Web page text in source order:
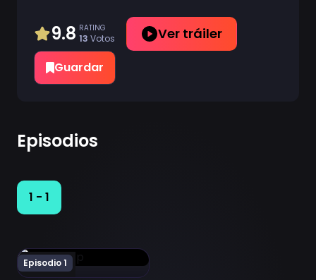
con su vida y se fija en las cosas y la gente que le
rodea, se pregunta si volverá a ver a Akari algún
día.
9.8 RATING
13 Votos Ver tráiler
Guardar
Episodios
1 - 1
Episodio 1
Ver Byousoku 5 Centimeter Episodio 1